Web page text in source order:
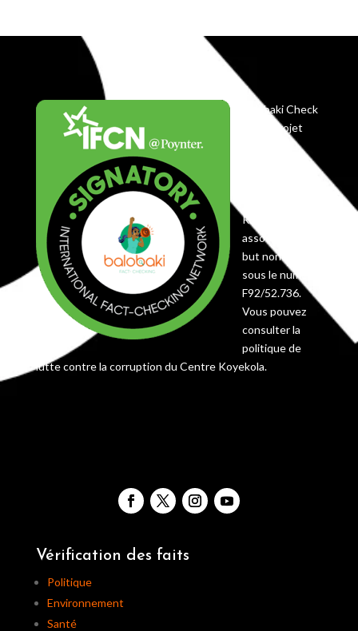
Balobaki Check
est le projet
éditorial du
RDC comme
association à
but non lucratif
sous le numéro
F92/52.736.
Vous pouvez
consulter la
politique de
lutte contre la corruption du Centre Koyekola.
Vérification des faits
Politique
Environnement
Santé